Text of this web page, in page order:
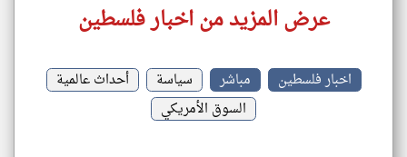
عرض المزيد من اخبار فلسطين
اخبار فلسطين مباشر سياسة
أحداث عالمية
السوق الأمريكي